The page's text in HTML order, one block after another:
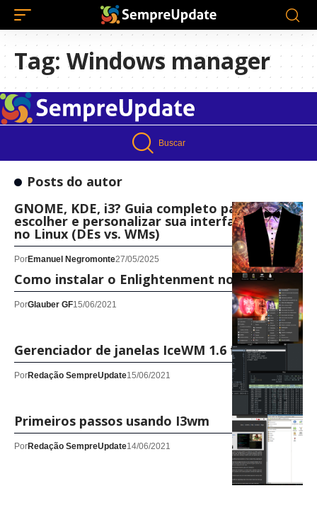
Tag: Windows manager
Buscar
Posts do autor
GNOME, KDE, i3? Guia completo para
escolher e personalizar sua interface gráfica
no Linux (DEs vs. WMs)
PorEmanuel Negromonte27/05/2025
Como instalar o Enlightenment no Linux
PorGlauber GF15/06/2021
Gerenciador de janelas IceWM 1.6 foi lançado
PorRedação SempreUpdate15/06/2021
Primeiros passos usando I3wm
PorRedação SempreUpdate14/06/2021